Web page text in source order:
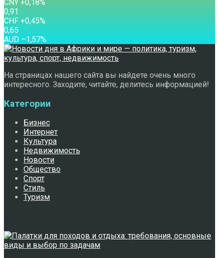
CNY +0,18%
0,91
CHF +0,45%
0,65
AUD –1,57%
На страницах нашего сайта вы найдете очень много
интересного. Заходите, читайте, делитесь информацией!
Категории
Бизнес
Интернет
Культура
Недвижимость
Новости
Общество
Спорт
Стиль
Туризм